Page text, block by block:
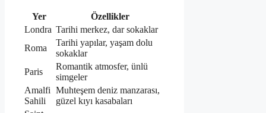
Yer
Özellikler
Londra Tarihi merkez, dar sokaklar
Roma
Tarihi yapılar, yaşam dolu
sokaklar
Paris
Romantik atmosfer, ünlü
simgeler
Amalfi
Sahili
Muhteşem deniz manzarası,
güzel kıyı kasabaları